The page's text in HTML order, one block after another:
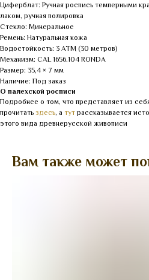
Циферблат: Ручная роспись темперными
лаком, ручная полировка
Стекло: Минеральное
Ремень: Натуральная кожа
Водостойкость: 3 АТМ (30 метров)
Механизм: CAL 1656.104 RONDA
Размер: 35,4 × 7 мм
Наличие: Под заказ
О палехской росписи
Подробнее о том, что представляет из
прочитать здесь, а тут рассказывается
этого вида древнерусской живописи
Вам также может